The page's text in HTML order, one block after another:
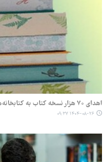
اهدای ۷۰ هزار نسخه کتاب به کتابخانه‌های عمومی استان زنجان
۱۴۰۴-۰۸-۲۶ ۰۹:۳۷